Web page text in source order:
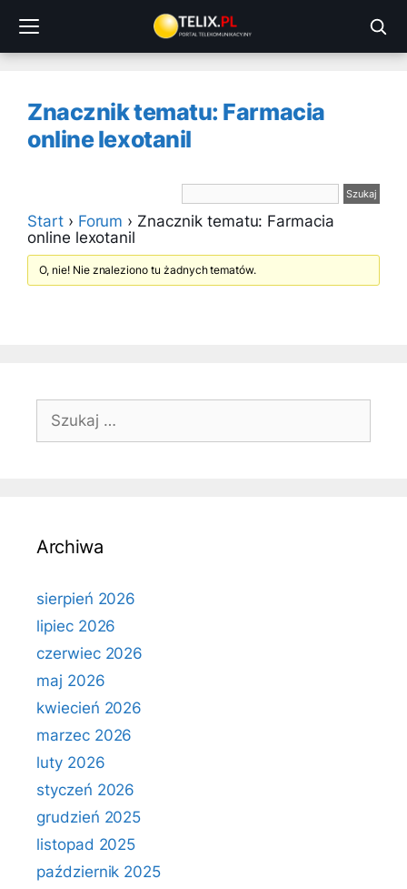
treści
Znacznik tematu: Farmacia
online lexotanil
Start › Forum › Znacznik tematu: Farmacia
online lexotanil
O, nie! Nie znaleziono tu żadnych tematów.
Szukaj:
Archiwa
sierpień 2026
lipiec 2026
czerwiec 2026
maj 2026
kwiecień 2026
marzec 2026
luty 2026
styczeń 2026
grudzień 2025
listopad 2025
październik 2025